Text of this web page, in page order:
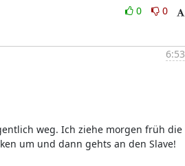
0
0
weg. Ich ziehe morgen früh die
um und dann gehts an den Slave!